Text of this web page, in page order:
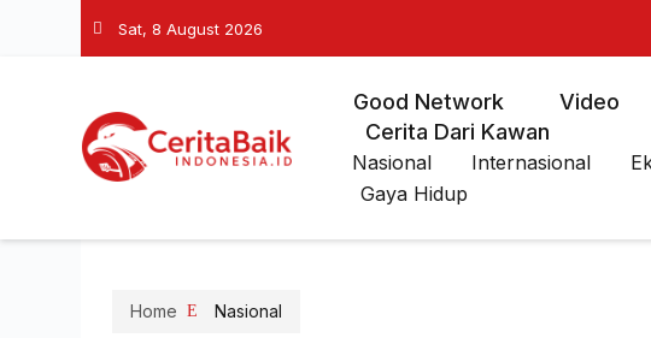
Sat, 8 August 2026
Good Network Video
Cerita Dari Kawan
Nasional Internasional
Gaya Hidup
Home Nasional